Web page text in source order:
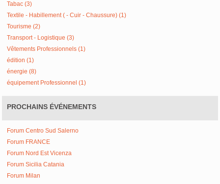
Tabac (3)
Textile - Habillement ( - Cuir - Chaussure) (1)
Tourisme (2)
Transport - Logistique (3)
Vêtements Professionnels (1)
édition (1)
énergie (8)
équipement Professionnel (1)
PROCHAINS ÉVÉNEMENTS
Forum Centro Sud Salerno
Forum FRANCE
Forum Nord Est Vicenza
Forum Sicilia Catania
Forum Milan